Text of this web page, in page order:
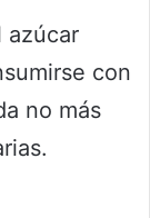
azúcar
con
no más